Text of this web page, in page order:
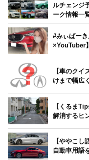
ルチェンジ
ーク情報一
#みぃぱー
×YouTuber】
【車のクイ
けまで幅広
【くるま
解消するヒ
【ややこし
自動車用語